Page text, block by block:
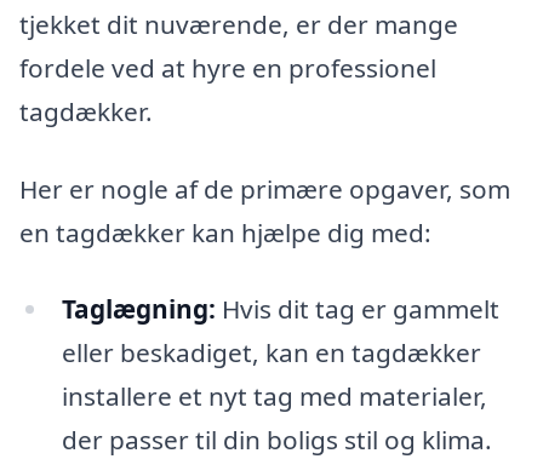
tjekket dit nuværende, er der mange
fordele ved at hyre en professionel
tagdækker.
Her er nogle af de primære opgaver, som
en tagdækker kan hjælpe dig med:
Taglægning: Hvis dit tag er gammelt
eller beskadiget, kan en tagdækker
installere et nyt tag med materialer,
der passer til din boligs stil og klima.